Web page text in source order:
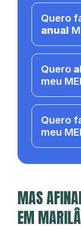
Quero
anual
Quero
meu MEI
Quero
meu MEI
MAS
EM